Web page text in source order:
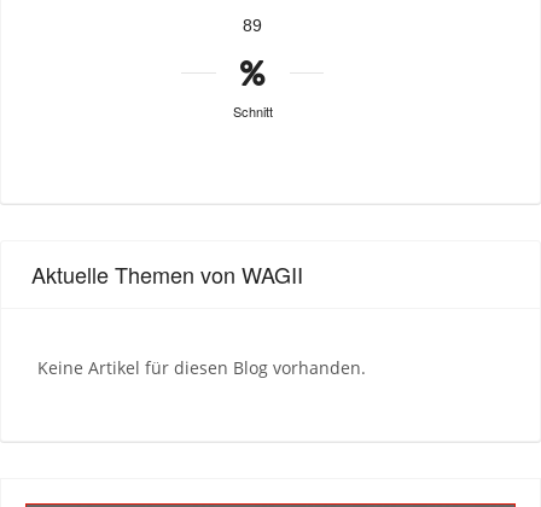
89
Schnitt
Aktuelle Themen von WAGII
Keine Artikel für diesen Blog vorhanden.